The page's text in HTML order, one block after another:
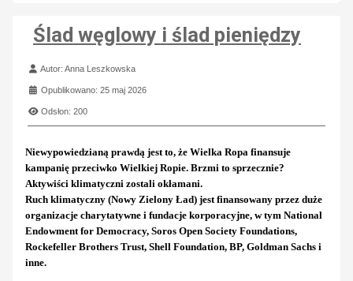
Ślad węglowy i ślad pieniędzy
Szczegóły
Autor:Anna Leszkowska
Opublikowano: 25 maj 2026
Odsłon: 200
Niewypowiedzianą prawdą jest to, że Wielka Ropa finansuje
kampanię przeciwko Wielkiej Ropie. Brzmi to sprzecznie?
Aktywiści klimatyczni zostali okłamani.
Ruch klimatyczny (Nowy Zielony Ład) jest finansowany przez duże
organizacje charytatywne i fundacje korporacyjne, w tym National
Endowment for Democracy, Soros Open Society Foundations,
Rockefeller Brothers Trust, Shell Foundation, BP, Goldman Sachs i
inne.